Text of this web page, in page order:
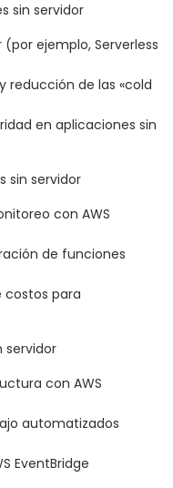
sin servidor
ejemplo, Serverless
reducción de las «cold
en aplicaciones sin
sin servidor
con AWS
de funciones
costos para
servidor
con AWS
automatizados
EventBridge